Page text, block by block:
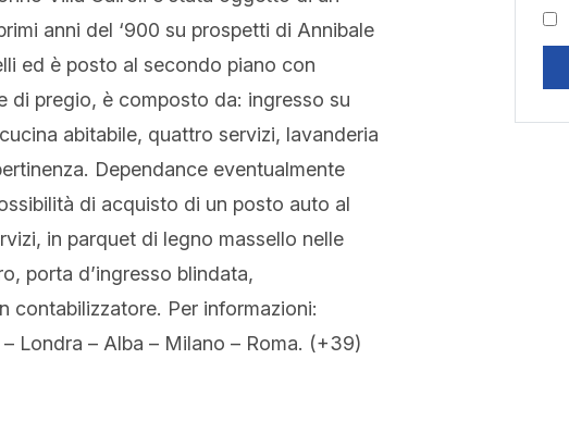
anni del ‘900 su prospetti di Annibale
ed è posto al secondo piano con
di pregio, è composto da: ingresso su
abitabile, quattro servizi, lavanderia
Dependance eventualmente
di acquisto di un posto auto al
in parquet di legno massello nelle
porta d’ingresso blindata,
contabilizzatore. Per informazioni:
Londra – Alba – Milano – Roma. (+39)